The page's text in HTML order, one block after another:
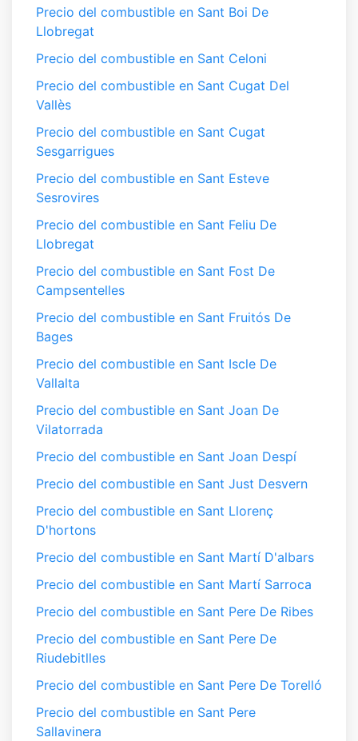
Precio del combustible en Sant Boi De
Llobregat
Precio del combustible en Sant Celoni
Precio del combustible en Sant Cugat Del
Vallès
Precio del combustible en Sant Cugat
Sesgarrigues
Precio del combustible en Sant Esteve
Sesrovires
Precio del combustible en Sant Feliu De
Llobregat
Precio del combustible en Sant Fost De
Campsentelles
Precio del combustible en Sant Fruitós De
Bages
Precio del combustible en Sant Iscle De
Vallalta
Precio del combustible en Sant Joan De
Vilatorrada
Precio del combustible en Sant Joan Despí
Precio del combustible en Sant Just Desvern
Precio del combustible en Sant Llorenç
D'hortons
Precio del combustible en Sant Martí D'albars
Precio del combustible en Sant Martí Sarroca
Precio del combustible en Sant Pere De Ribes
Precio del combustible en Sant Pere De
Riudebitlles
Precio del combustible en Sant Pere De Torelló
Precio del combustible en Sant Pere
Sallavinera